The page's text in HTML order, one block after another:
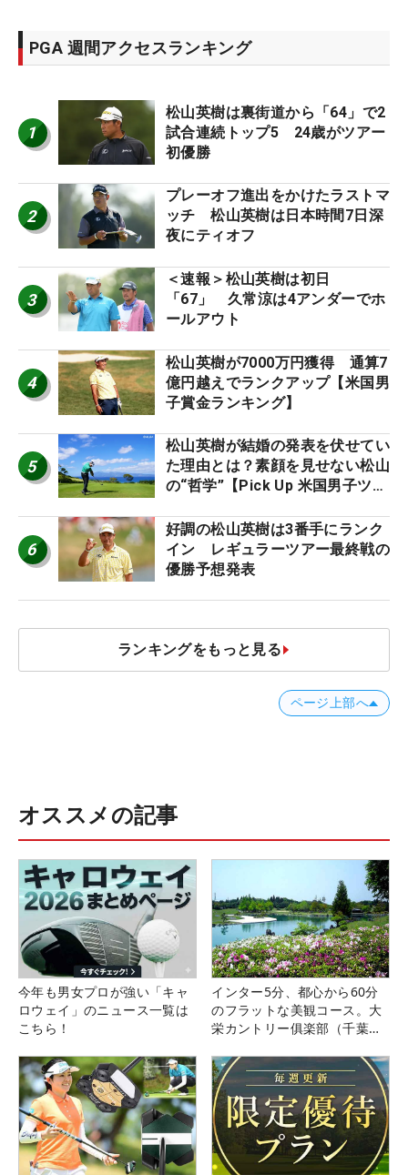
PGA 週間アクセスランキング
1
松山英樹は裏街道から「64」で2
試合連続トップ5 24歳がツアー
初優勝
2
プレーオフ進出をかけたラストマ
ッチ 松山英樹は日本時間7日深
夜にティオフ
3
＜速報＞松山英樹は初日
「67」 久常涼は4アンダーでホ
ールアウト
4
松山英樹が7000万円獲得 通算7
億円越えでランクアップ【米国男
子賞金ランキング】
5
松山英樹が結婚の発表を伏せてい
た理由とは？素顔を見せない松山
の“哲学”【Pick Up 米国男子ツア
6
好調の松山英樹は3番手にランク
イン レギュラーツアー最終戦の
優勝予想発表
ランキングをもっと見る
ページ上部へ
オススメの記事
今年も男女プロが強い「キャ
ロウェイ」のニュース一覧は
こちら！
インター5分、都心から60分
のフラットな美観コース。大
栄カントリー俱楽部（千葉